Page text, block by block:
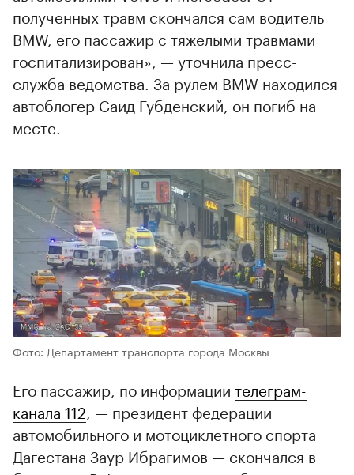
полученных травм скончался сам водитель
BMW, его пассажир с тяжелыми травмами
госпитализирован», — уточнила пресс-
служба ведомства. За рулем BMW находился
автоблогер Саид Губденский, он погиб на
месте.
Фото: Департамент транспорта города Москвы
Его пассажир, по информации телеграм-
канала 112 , — президент федерации
автомобильного и мотоциклетного спорта
Дагестана Заур Ибрагимов — скончался в